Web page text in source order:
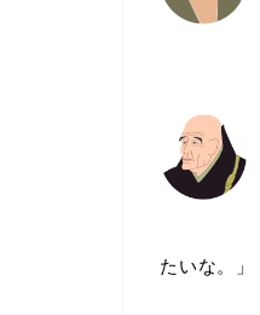
たいな。」